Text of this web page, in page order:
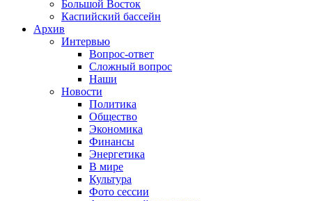
Большой Восток
Каспийский бассейн
Архив
Интервью
Вопрос-ответ
Сложный вопрос
Наши
Новости
Политика
Общество
Экономика
Финансы
Энергетика
В мире
Культура
Фото сессии